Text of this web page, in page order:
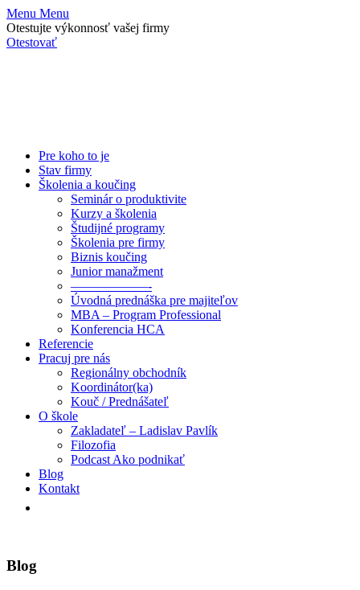
Menu Menu
Otestujte výkonnosť vašej firmy
Otestovať
Pre koho to je
Stav firmy
Školenia a koučing
Seminár o produktivite
Kurzy a školenia
Študijné programy
Školenia pre firmy
Biznis koučing
Junior manažment
——————-
Úvodná prednáška pre majiteľov
MBA – Program Professional
Konferencia HCA
Referencie
Pracuj pre nás
Regionálny obchodník
Koordinátor(ka)
Kouč / Prednášateľ
O škole
Zakladateľ – Ladislav Pavlík
Filozofia
Podcast Ako podnikať
Blog
Kontakt
Blog